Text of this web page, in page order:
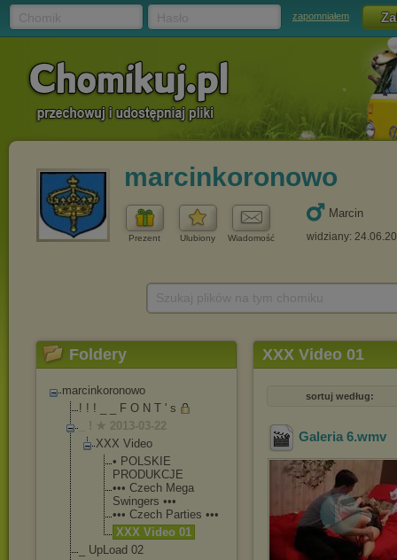
zapomniałem
marcinkoronowo
Prezent Ulubiony Wiadomość
Marcin
widziany:
Foldery
marcinkoronowo
! ! ! _ _ F O N T ' s
_ ! ★ 2013-03-22
XXX Video
• POLSKIE
PRODUKCJE
••• Czech Mega
Swingers •••
••• Czech Parties •••
XXX Video 01
_ UpLoad 02
XXX Video 01
sortuj według:
Galeria 6.wmv